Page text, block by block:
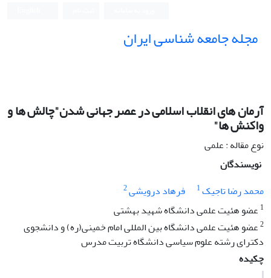
مجله جامعه شناسی ایران
آرمان های انقلاب اسلامی در عصر جهانی شدن"چالش ها و
واکنش ها"
نوع مقاله : علمی
نویسندگان
محمد رضا تاجیک1 فرهاد درویشی2
1 عضو هئیت علمی دانشگاه شهید بهشتی
2عضو هئیت علمی دانشگاه بین المللی امام خمینی(ره) و دانشجوی
دکترای رشته علوم سیاسی دانشگاه تربیت مدرس
چکیده